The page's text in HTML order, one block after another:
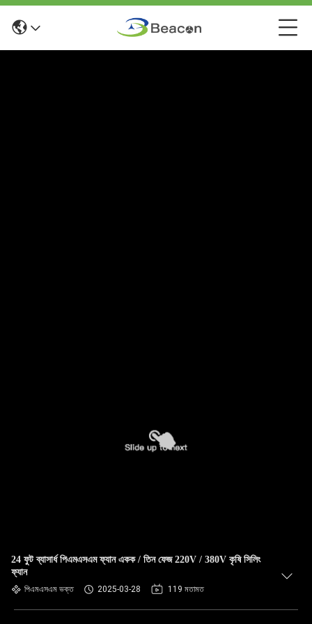
24 ফুট ব্যাসার্ধ পিএমএসএম ফ্যান একক / তিন ফেজ 220V / 380V কৃষি সিলিং
ফ্যান
পিএমএসএম ভক্ত 2025-03-28 119 মতামত